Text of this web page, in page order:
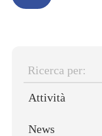
Ricerca
per:
Attività
News